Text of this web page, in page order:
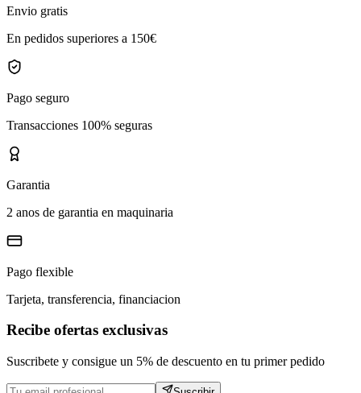
Envio gratis
En pedidos superiores a 150€
Pago seguro
Transacciones 100% seguras
Garantia
2 anos de garantia en maquinaria
Pago flexible
Tarjeta, transferencia, financiacion
Recibe ofertas exclusivas
Suscribete y consigue un 5% de descuento en tu primer pedido